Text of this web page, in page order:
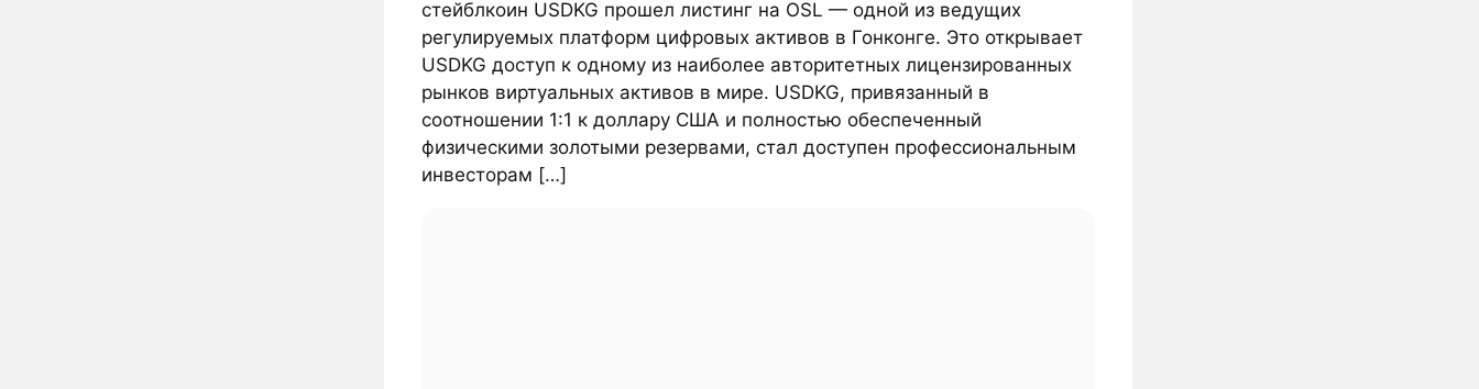
стейблкоин USDKG прошел листинг на OSL — одной из ведущих
регулируемых платформ цифровых активов в Гонконге. Это открывает
USDKG доступ к одному из наиболее авторитетных лицензированных
рынков виртуальных активов в мире. USDKG, привязанный в
соотношении 1:1 к доллару США и полностью обеспеченный
физическими золотыми резервами, стал доступен профессиональным
инвесторам […]